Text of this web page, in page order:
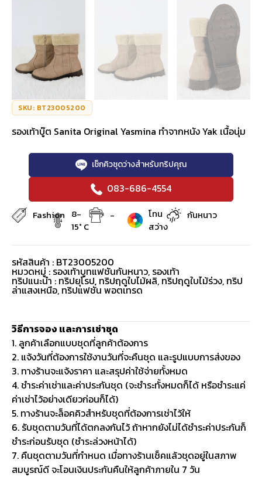
SKU: BT23005200
รองเท้าบู๊ต Sanita Original Yasmina ทำจากหนัง Yak เนื้อนุ่ม
เช็กคิวชุดว่างสำหรับทริปคุณ
083-686-4554
Fashion 8-
15° C
-
โทน
สว่าง
กันหนาว
รหัสสินค้า : BT23005200
หมวดหมู่ : รองเท้าบูทแฟชันกันหนาว, รองเท้า
ทริปแนะนำ : ทริปยุโรป, ทริปฤดูใบไม้ผลิ, ทริปฤดูใบไม้ร่วง, ทริป
ล่าแสงเหนือ, ทริปแฟชั่น พอตเทรด
วิธีการจอง และการเช่าชุด
1. ลูกค้าเลือกแบบชุดที่ลูกค้าต้องการ
2. แจ้งวันที่ต้องการใช้งานวันที่จะคืนชุด และรูปแบบการส่งของ
3. ทางร้านจะแจ้งราคา และสรุปค่าใช้จ่ายทั้งหมด
4. ชำระค่าเช่าและค่าประกันชุด (จะชำระทั้งหมดก็ได้ หรือชำระแค่
ค่าเช่าไว้อย่างเดียวก่อนก็ได้)
5. ทางร้านจะล็อคคิวสำหรับชุดที่ต้องการเช่าไว้ให้
6. รับชุดตามวันที่ได้ตกลงกันไว้ ถ้าหากยังไม่ได้ชำระค่าประกันก็
ชำระก่อนรับชุด (ชำระล่วงหน้าได้)
7. คืนชุดตามวันที่กำหนด เมื่อทางร้านเช็คแล้วชุดอยู่ในสภาพ
สมบูรณ์ดี จะโอนเงินประกันคืนให้ลูกค้าภายใน 7 วัน